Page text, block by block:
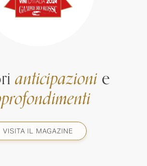
anticipazionie
VISITA IL MAGAZINE